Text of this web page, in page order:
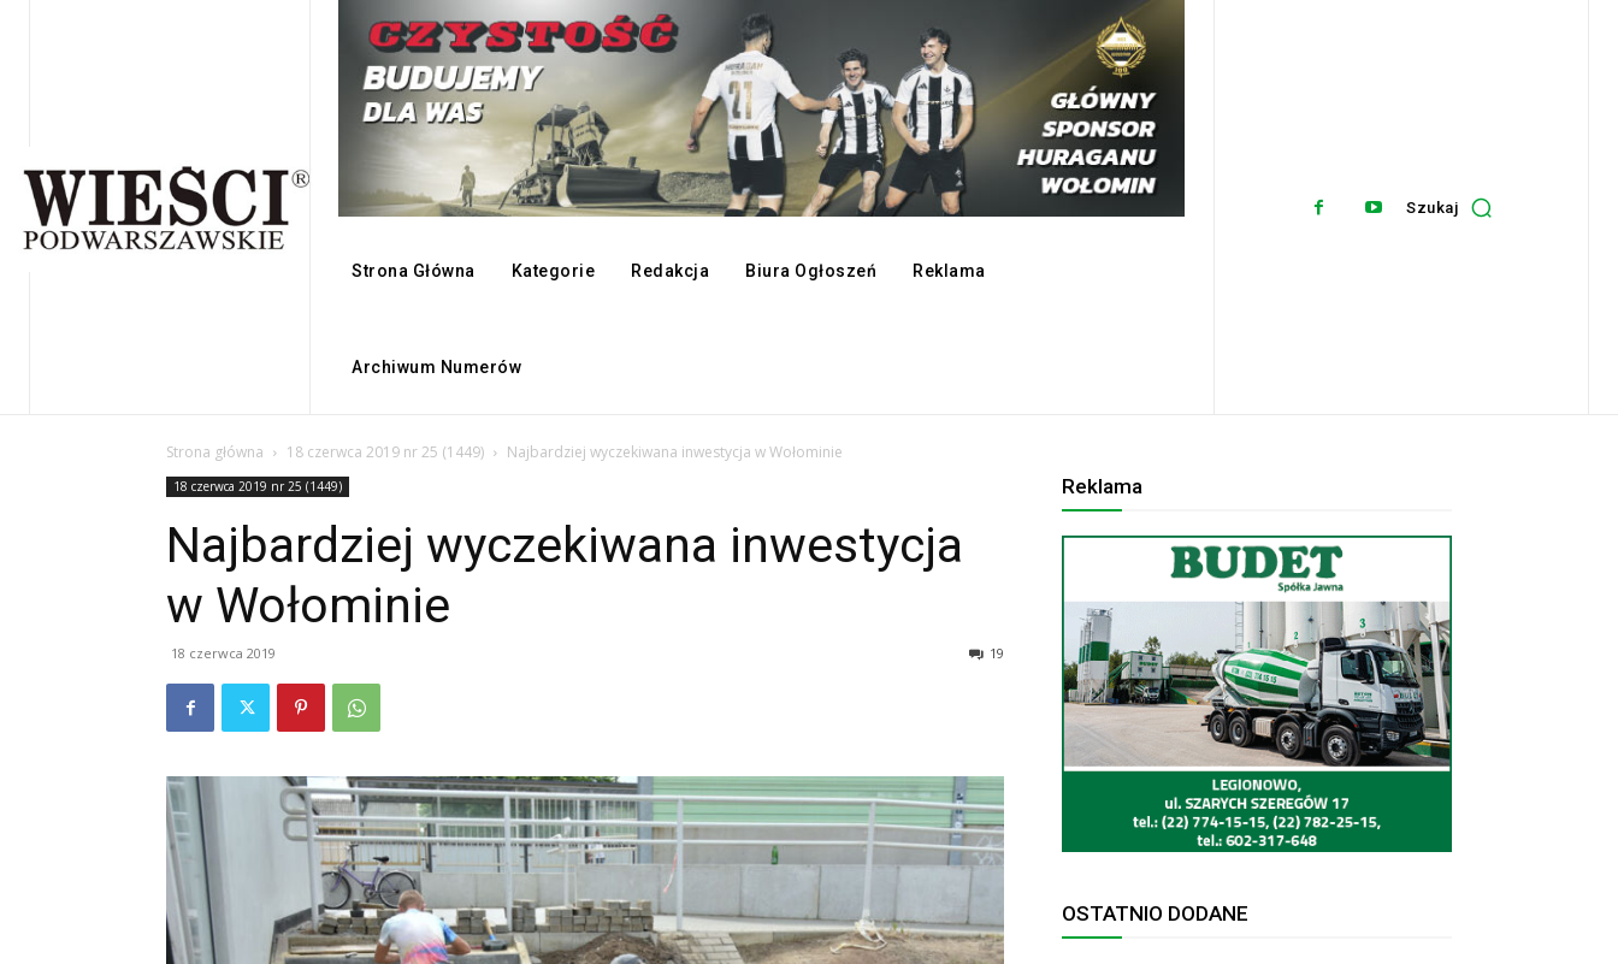
Strona Główna Kategorie Redakcja Biura Ogłoszeń Reklama
Archiwum Numerów
Szukaj
Strona główna 18 czerwca 2019 nr 25 (1449) Najbardziej wyczekiwana inwestycja w Wołominie
18 czerwca 2019 nr 25 (1449)
Najbardziej wyczekiwana inwestycja
w Wołominie
18 czerwca 2019 19
Reklama
OSTATNIO DODANE